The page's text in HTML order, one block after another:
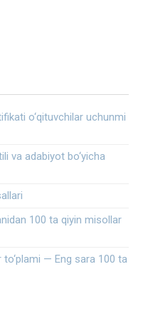
o‘qituvchilar uchunmi
va adabiyot bo‘yicha
100 ta qiyin misollar
to‘plami — Eng sara 100 ta